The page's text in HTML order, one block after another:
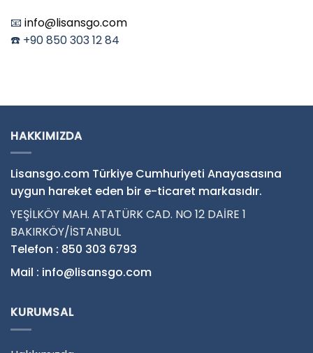
📧 info@lisansgo.com
☎️ +90 850 303 12 84
HAKKIMIZDA
Lisansgo.com Türkiye Cumhuriyeti Anayasasına
uygun hareket eden bir e-ticaret markasıdır.
YEŞİLKÖY MAH. ATATÜRK CAD. NO 12 DAİRE 1
BAKIRKÖY/İSTANBUL
Telefon : 850 303 6793
Mail : info@lisansgo.com
KURUMSAL